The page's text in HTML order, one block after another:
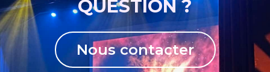
QUESTION ?
Nous contacter